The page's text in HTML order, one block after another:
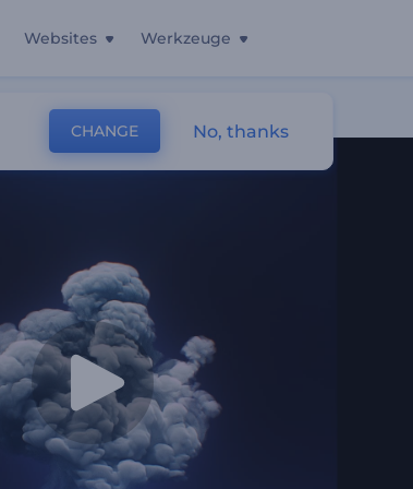
Websites Werkzeuge
CHANGE No, thanks